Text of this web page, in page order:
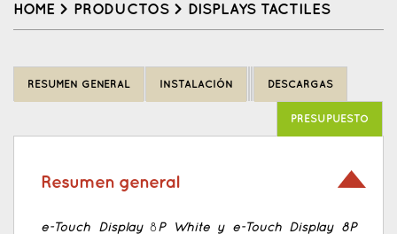
HOME > PRODUCTOS > DISPLAYS TACTILES
RESUMEN GENERAL INSTALACIÓN DESCARGAS
PRESUPUESTO
Resumen general
e-Touch Display8 P White y e-Touch Display 8P